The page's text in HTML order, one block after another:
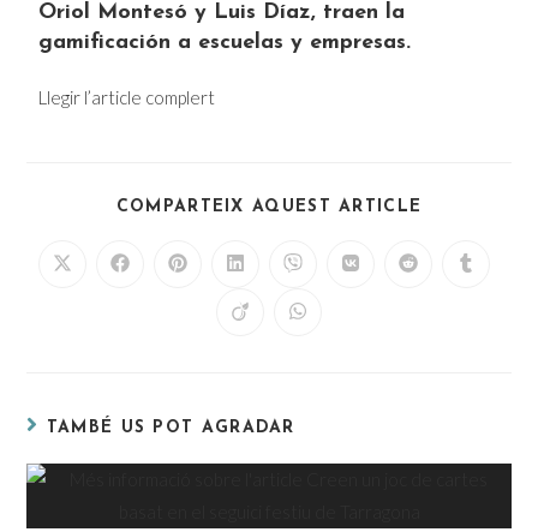
Oriol Montesó y Luis Díaz, traen la
gamificación a escuelas y empresas.
Llegir l’article complert
COMPARTEIX AQUEST ARTICLE
TAMBÉ US POT AGRADAR